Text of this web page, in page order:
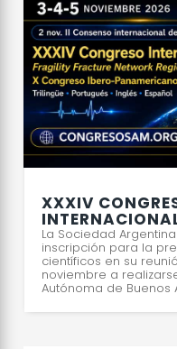
XXXIV
La Sociedad
inscripción para la
científicos en su
noviembre a
Autónoma de Buenos